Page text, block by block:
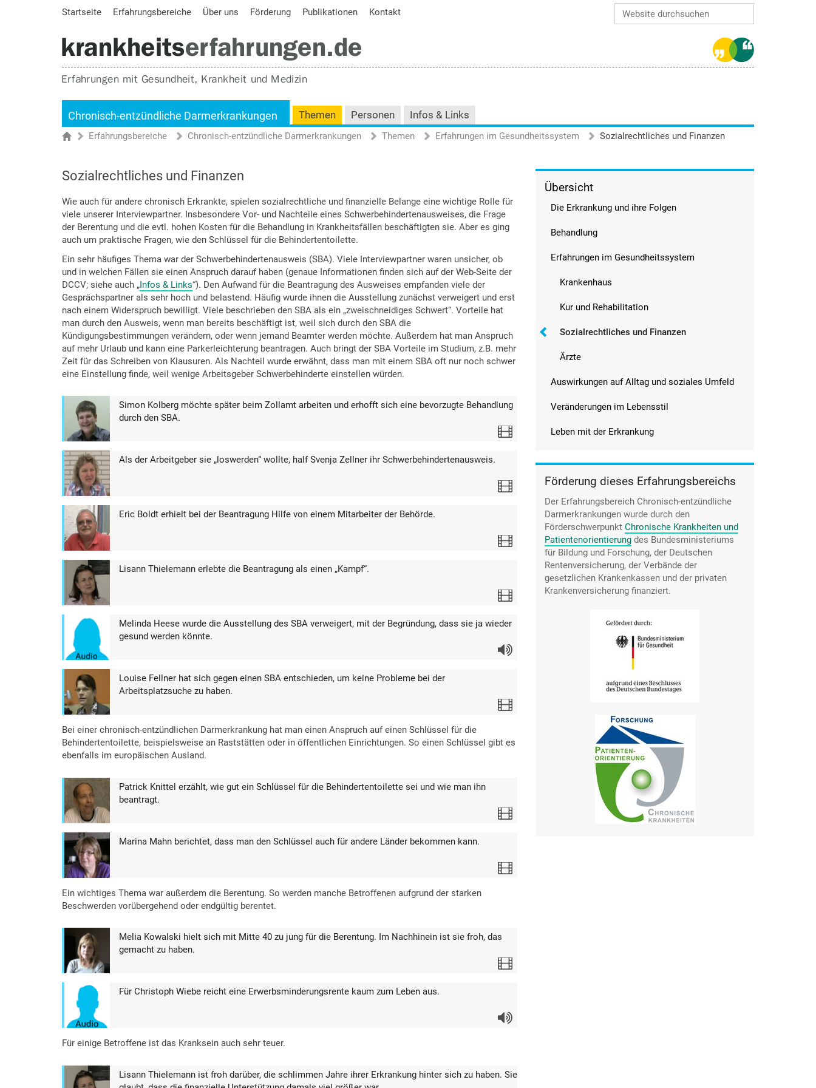
Erweiterte Suche…
Startseite Erfahrungsbereiche Über uns Förderung Publikationen Kontakt
Chronisch-entzündliche Darmerkrankungen Themen Personen Infos & Links
Sie sind hier
StartseiteErfahrungsbereiche Chronisch-entzündliche Darmerkrankungen Themen Erfahrungen im Gesundheitssystem Sozialrechtliches und Finanzen
Sozialrechtliches und Finanzen
Wie auch für andere chronisch Erkrankte, spielen sozialrechtliche und finanzielle Belange eine wichtige Rolle für
viele unserer Interviewpartner. Insbesondere Vor- und Nachteile eines Schwerbehindertenausweises, die Frage
der Berentung und die evtl. hohen Kosten für die Behandlung in Krankheitsfällen beschäftigten sie. Aber es ging
auch um praktische Fragen, wie den Schlüssel für die Behindertentoilette.
Ein sehr häufiges Thema war der Schwerbehindertenausweis (SBA). Viele Interviewpartner waren unsicher, ob
und in welchen Fällen sie einen Anspruch darauf haben (genaue Informationen finden sich auf der Web-Seite der
DCCV; siehe auch „Infos & Links“). Den Aufwand für die Beantragung des Ausweises empfanden viele der
Gesprächspartner als sehr hoch und belastend. Häufig wurde ihnen die Ausstellung zunächst verweigert und erst
nach einem Widerspruch bewilligt. Viele beschrieben den SBA als ein „zweischneidiges Schwert“. Vorteile hat
man durch den Ausweis, wenn man bereits beschäftigt ist, weil sich durch den SBA die
Kündigungsbestimmungen verändern, oder wenn jemand Beamter werden möchte. Außerdem hat man Anspruch
auf mehr Urlaub und kann eine Parkerleichterung beantragen. Auch bringt der SBA Vorteile im Studium, z.B. mehr
Zeit für das Schreiben von Klausuren. Als Nachteil wurde erwähnt, dass man mit einem SBA oft nur noch schwer
eine Einstellung finde, weil wenige Arbeitsgeber Schwerbehinderte einstellen würden.
Simon Kolberg möchte später beim Zollamt arbeiten und erhofft sich eine bevorzugte Behandlung
durch den SBA.
Als der Arbeitgeber sie „loswerden“ wollte, half Svenja Zellner ihr Schwerbehindertenausweis.
Eric Boldt erhielt bei der Beantragung Hilfe von einem Mitarbeiter der Behörde.
Lisann Thielemann erlebte die Beantragung als einen „Kampf“.
Melinda Heese wurde die Ausstellung des SBA verweigert, mit der Begründung, dass sie ja wieder
gesund werden könnte.
Louise Fellner hat sich gegen einen SBA entschieden, um keine Probleme bei der
Arbeitsplatzsuche zu haben.
Bei einer chronisch-entzündlichen Darmerkrankung hat man einen Anspruch auf einen Schlüssel für die
Behindertentoilette, beispielsweise an Raststätten oder in öffentlichen Einrichtungen. So einen Schlüssel gibt es
ebenfalls im europäischen Ausland.
Patrick Knittel erzählt, wie gut ein Schlüssel für die Behindertentoilette sei und wie man ihn
beantragt.
Marina Mahn berichtet, dass man den Schlüssel auch für andere Länder bekommen kann.
Ein wichtiges Thema war außerdem die Berentung. So werden manche Betroffenen aufgrund der starken
Beschwerden vorübergehend oder endgültig berentet.
Melia Kowalski hielt sich mit Mitte 40 zu jung für die Berentung. Im Nachhinein ist sie froh, das
gemacht zu haben.
Für Christoph Wiebe reicht eine Erwerbsminderungsrente kaum zum Leben aus.
Für einige Betroffene ist das Kranksein auch sehr teuer.
Lisann Thielemann ist froh darüber, die schlimmen Jahre ihrer Erkrankung hinter sich zu haben. Sie
Übersicht
Die Erkrankung und ihre Folgen
Behandlung
Erfahrungen im Gesundheitssystem
Krankenhaus
Kur und Rehabilitation
Sozialrechtliches und Finanzen
Ärzte
Auswirkungen auf Alltag und soziales Umfeld
Veränderungen im Lebensstil
Leben mit der Erkrankung
Förderung dieses Erfahrungsbereichs
Der Erfahrungsbereich Chronisch-entzündliche
Darmerkrankungen wurde durch den
Förderschwerpunkt Chronische Krankheiten und
Patientenorientierung des Bundesministeriums
für Bildung und Forschung, der Deutschen
Rentenversicherung, der Verbände der
gesetzlichen Krankenkassen und der privaten
Krankenversicherung finanziert.